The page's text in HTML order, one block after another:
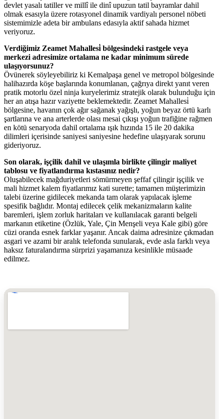
devlet yasalı tatiller ve millî ile dinî upuzun tatil bayramlar dahil
olmak esasıyla üzere rotasyonel dinamik vardiyalı personel nöbeti
sistemimizle adeta bir ambulans edasıyla aktif sahada hizmet
veriyoruz.
Verdiğimiz Zeamet Mahallesi̇ bölgesindeki rastgele veya
merkezi adresimize ortalama ne kadar minimum sürede
ulaşıyorsunuz?
Övünerek söyleyebiliriz ki Kemalpaşa genel ve metropol bölgesinde
halihazırda köşe başlarında konumlanan, çağrıya direkt yanıt veren
pratik motorlu özel ninja kuryelerimiz stratejik olarak bulunduğu için
her an atışa hazır vaziyette beklemektedir. Zeamet Mahallesi̇
bölgesine, havanın çok ağır sağanak yağışlı, yoğun beyaz örtü karlı
şartlarına ve ana arterlerde olası mesai çıkışı yoğun trafiğine rağmen
en kötü senaryoda dahil ortalama ışık hızında 15 ile 20 dakika
dilimleri içerisinde saniyesi saniyesine hedefine ulaşıyarak sorunu
gideriyoruz.
Son olarak, işçilik dahil ve ulaşımla birlikte çilingir maliyet
tablosu ve fiyatlandırma kıstasınız nedir?
Oluşabilecek mağduriyetleri sömürmeyen şeffaf çilingir işçilik ve
mali hizmet kalem fiyatlarımız kati surette; tamamen müşterimizin
talebi üzerine gidilecek mekanda tam olarak yapılacak işleme
spesifik bağlıdır. Montaj edilecek çelik mekanizmaların kalite
baremleri, işlem zorluk haritaları ve kullanılacak garanti belgeli
markanın etiketine (Özlük, Yale, Çin Menşeli veya Kale gibi) göre
cüzi oranda esnek farklar yaşanır. Ancak daima adresinize çıkmadan
asgari ve azami bir aralık telefonda sunularak, evde asla farklı veya
haksız faturalandırma sürprizi yaşamanıza kesinlikle müsaade
edilmez.